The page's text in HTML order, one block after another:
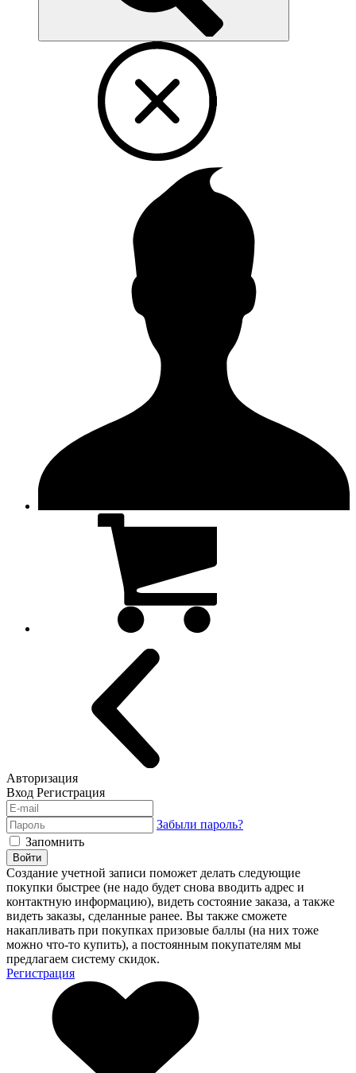
Авторизация
Вход Регистрация
Забыли пароль?
Запомнить
Войти
Создание учетной записи поможет делать следующие
покупки быстрее (не надо будет снова вводить адрес и
контактную информацию), видеть состояние заказа, а также
видеть заказы, сделанные ранее. Вы также сможете
накапливать при покупках призовые баллы (на них тоже
можно что-то купить), а постоянным покупателям мы
предлагаем систему скидок.
Регистрация